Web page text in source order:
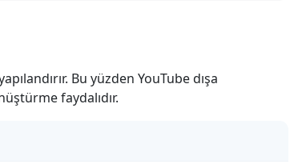
Bu yüzden YouTube dışa
faydalıdır.